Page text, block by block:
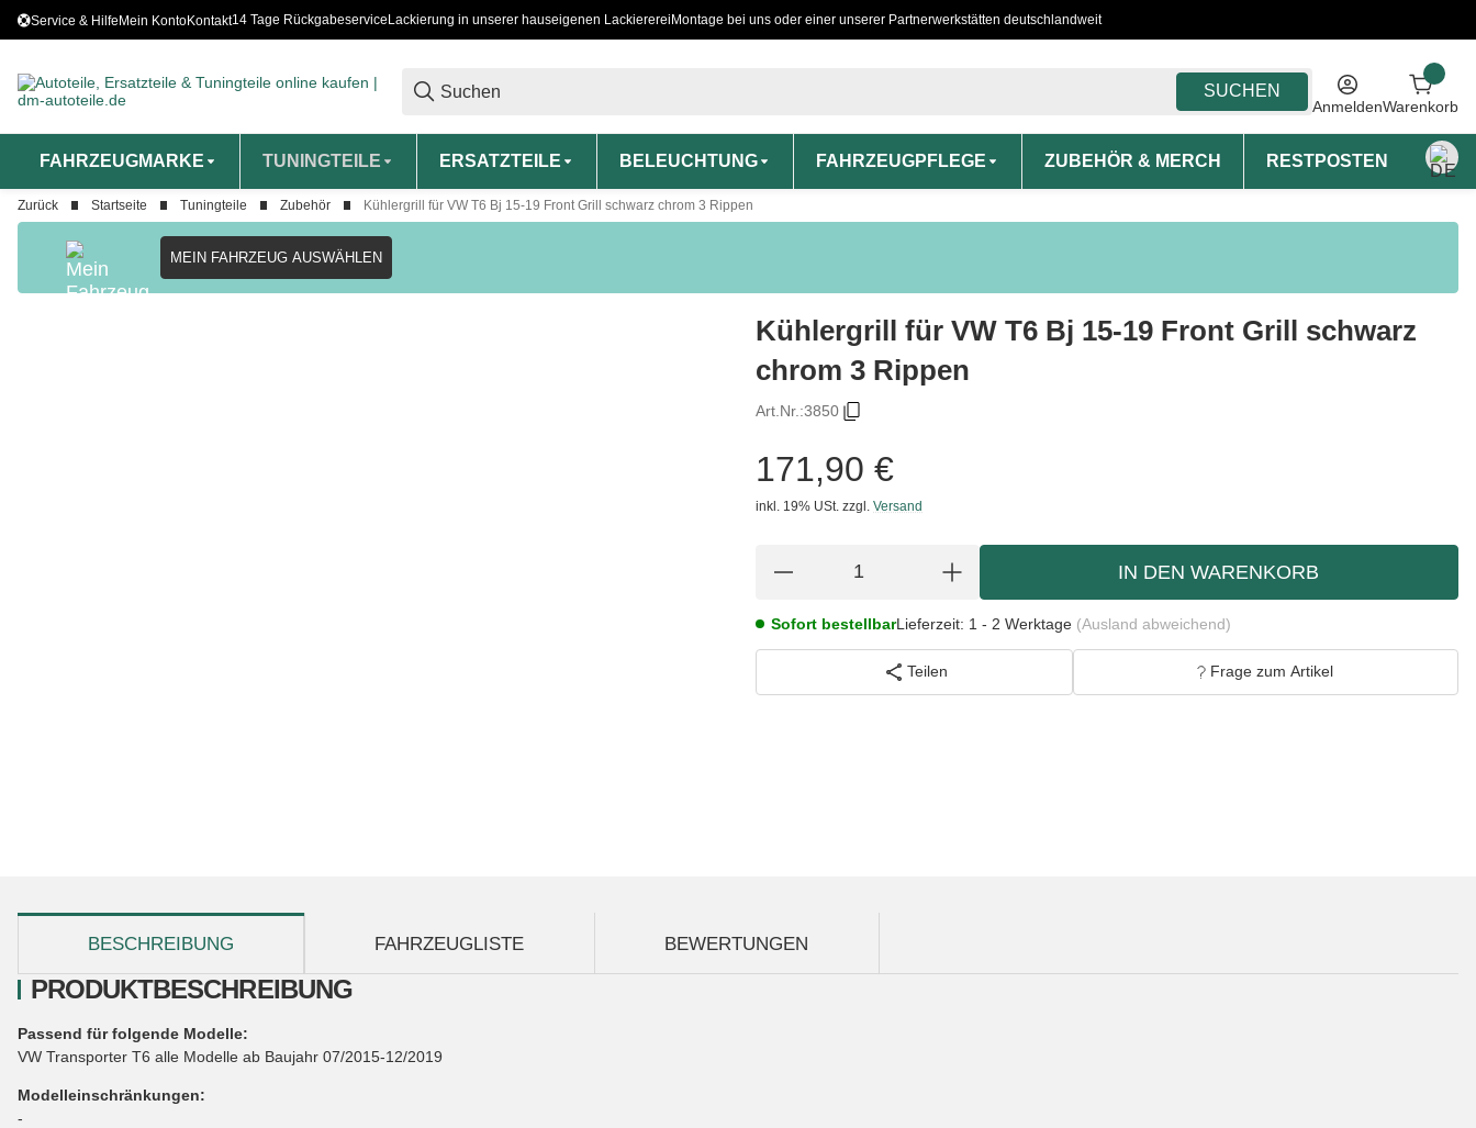
Service & HilfeMein KontoKontakt14 Tage Rückgabeservice Lackierung in unserer hauseigenen Lackiererei Montage bei uns oder einer unserer Partnerwerkstätten deutschlandweit
SUCHEN
AnmeldenWarenkorb
FAHRZEUGMARKE TUNINGTEILE ERSATZTEILE BELEUCHTUNG FAHRZEUGPFLEGE ZUBEHÖR & MERCH RESTPOSTEN
Zurück Startseite Tuningteile Zubehör Kühlergrill für VW T6 Bj 15-19 Front Grill schwarz chrom 3 Rippen
MEIN FAHRZEUG AUSWÄHLEN
Kühlergrill für VW T6 Bj 15-19 Front Grill schwarz
chrom 3 Rippen
Art.Nr.:3850
171,90 €
inkl. 19% USt. zzgl. Versand
IN DEN WARENKORB
Sofort bestellbarLieferzeit: 1 - 2 Werktage (Ausland abweichend)
Teilen Frage zum Artikel
BESCHREIBUNG FAHRZEUGLISTE BEWERTUNGEN
PRODUKTBESCHREIBUNG
Passend für folgende Modelle:
VW Transporter T6 alle Modelle ab Baujahr 07/2015-12/2019
Modelleinschränkungen:
-